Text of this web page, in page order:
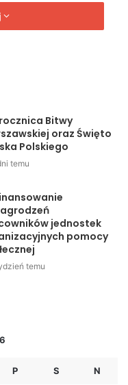
nauczycielom i
wyraziła ubolewanie,
Bitwy
oraz Święto
Polskiego
temu
jednostek
pomocy
temu
P S N